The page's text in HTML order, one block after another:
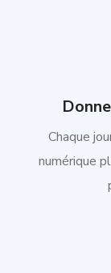
Chaque
numérique